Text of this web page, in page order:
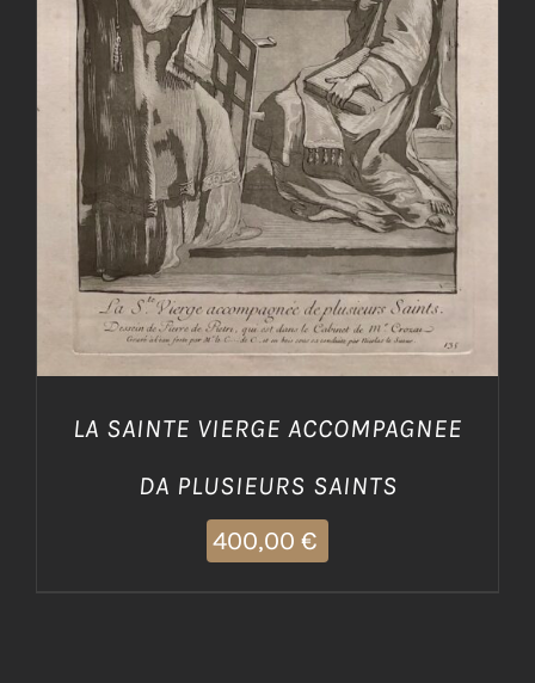
AGGIUNGI AL CARRELLO / DETTAGLI
LA SAINTE VIERGE ACCOMPAGNEE
DA PLUSIEURS SAINTS
400,00 €